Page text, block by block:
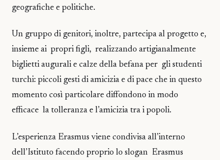
geografiche e politiche.
Un gruppo di genitori, inoltre, partecipa al progetto e,
insieme ai propri figli, realizzando artigianalmente
biglietti augurali e calze della befana per gli studenti
turchi: piccoli gesti di amicizia e di pace che in questo
momento così particolare diffondono in modo
efficace la tolleranza e l’amicizia tra i popoli.
L’esperienza Erasmus viene condivisa all’interno
dell’Istituto facendo proprio lo slogan Erasmus